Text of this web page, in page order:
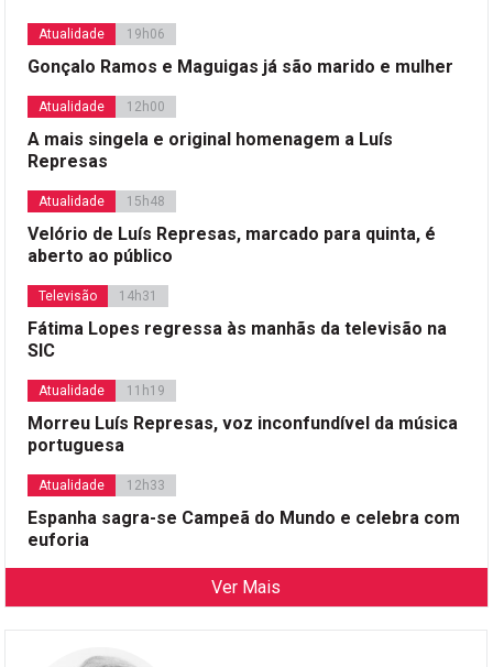
Atualidade 19h06
Gonçalo Ramos e Maguigas já são marido e mulher
Atualidade 12h00
A mais singela e original homenagem a Luís
Represas
Atualidade 15h48
Velório de Luís Represas, marcado para quinta, é
aberto ao público
Televisão 14h31
Fátima Lopes regressa às manhãs da televisão na
SIC
Atualidade 11h19
Morreu Luís Represas, voz inconfundível da música
portuguesa
Atualidade 12h33
Espanha sagra-se Campeã do Mundo e celebra com
euforia
Ver Mais